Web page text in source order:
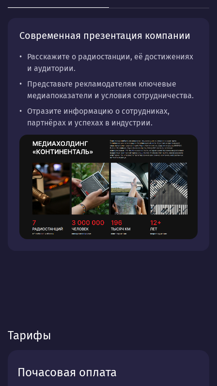
Современная презентация компании
Расскажите о радиостанции, её достижениях
и аудитории.
Представьте рекламодателям ключевые
медиапоказатели и условия сотрудничества.
Отразите информацию о сотрудниках,
партнёрах и успехах в индустрии.
Тарифы
Почасовая оплата